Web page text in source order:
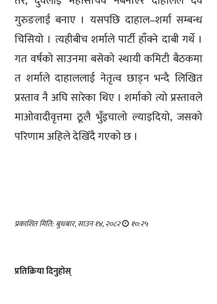
गुरुङलाई बनाए । यसपछि दाहाल–शर्मा सम्बन्ध
चिसियो । त्यहीबीच शर्माले पार्टी हाँक्ने दाबी गर्थे ।
गत वर्षको साउनमा बसेको स्थायी कमिटी बैठकमा
त शर्माले दाहाललाई नेतृत्व छाड्न भन्दै लिखित
प्रस्ताव नै अघि सारेका थिए । शर्माको त्यो प्रस्तावले
माओवादीवृत्तमा ठूलै भुँइचालो ल्याइदियो, जसको
परिणाम अहिले देखिँदै गएको छ ।
प्रकाशित मिति: बुधबार, साउन १४, २०८२ १०:२५
प्रतिक्रिया दिनुहोस्